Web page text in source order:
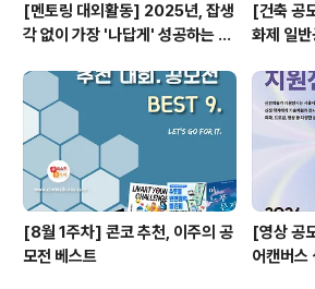
[멘토링 대외활동] 2025년, 잡생
각 없이 가장 '나답게' 성공하는 법
[건축 공
화제 일
[8월 1주차] 콘코 추천, 이주의 공
모전 베스트
[영상 공
어캔버스